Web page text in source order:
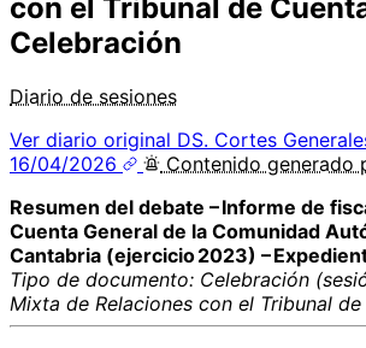
con el Tribunal de
Celebración
Diario de sesiones
Ver diario original DS. Cortes
16/04/2026
Contenido generado
Resumen del debate – Informe de
Cuenta General de la Comunidad
Cantabria (ejercicio 2023) –
Tipo de documento: Celebración
Mixta de Relaciones con el Tribunal de